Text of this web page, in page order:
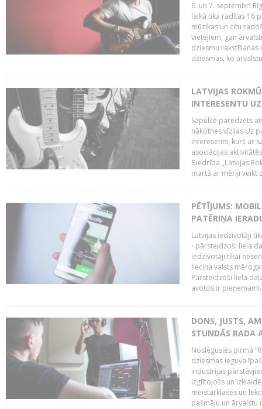
6. un 7. septembrī
laikā tika radītas 16
mūzikas un citu
vietējiem, gan
dziesmu
dziesmas, ko
LATVIJAS
INTERESENTU
Sapulcē paredzēts
nākotnes vīzijas.Uz
interesents, kurš ar
asociācijas
Biedrība „Latvijas
martā ar mērķi veikt
PĒTĪJUMS:
PATĒRIŅA
Latvijas iedzīvotāji
- pārsteidzoši liela
iedzīvotāji tikai
liecina valsts
Pārsteidzoši liela
avotos ir
DONS, JUSTS,
STUNDĀS RADA
Noslēgusies pirmā
dziesmas ieguva
industrijas
izglītojošs un
meistarklases un
pašmāju un ārvalstu